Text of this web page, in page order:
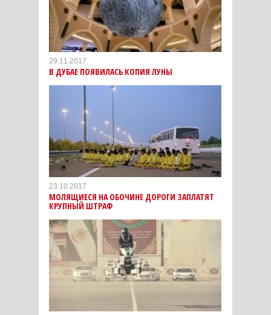
29.11.2017
В ДУБАЕ ПОЯВИЛАСЬ КОПИЯ ЛУНЫ
23.10.2017
МОЛЯЩИЕСЯ НА ОБОЧИНЕ ДОРОГИ ЗАПЛАТЯТ
КРУПНЫЙ ШТРАФ